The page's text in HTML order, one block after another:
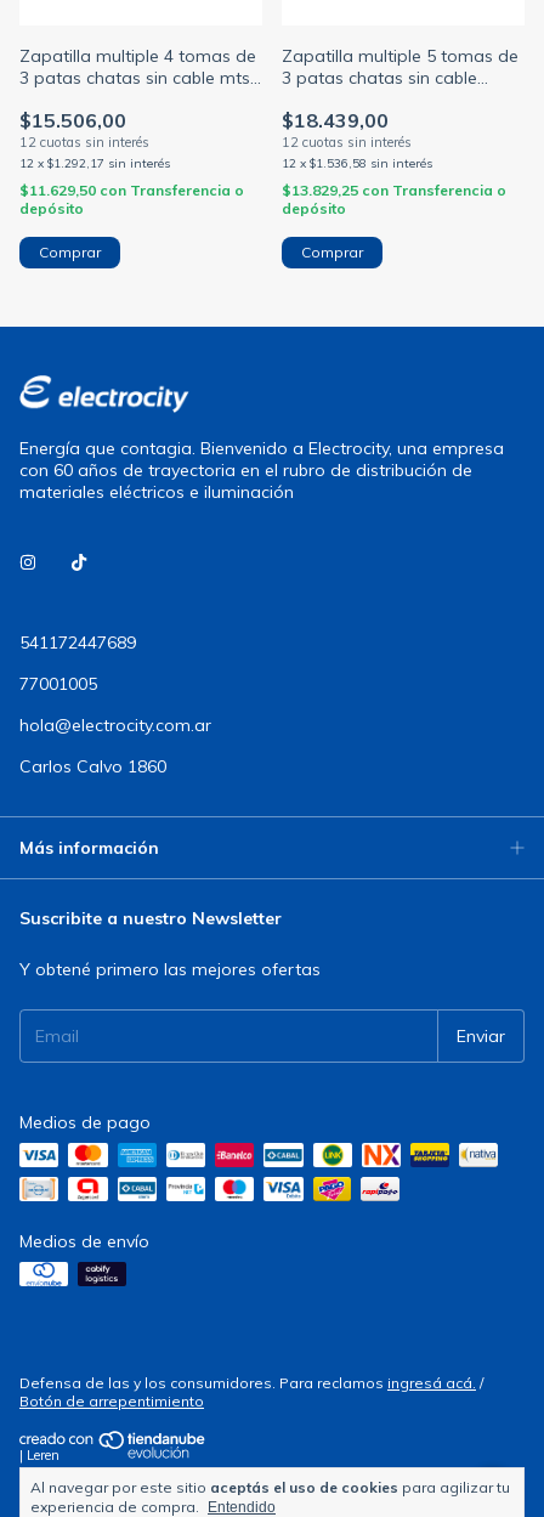
Al navegar por este sitio aceptás el uso de cookies para agilizar tu
experiencia de compra.
Entendido
Zapatilla multiple 4 tomas de
3 patas chatas sin cable mts
$15.506,00
12 x $1.292,17 sin interés
$11.629,50 con Transferencia o
depósito
Zapatilla multiple 5 tomas de
3 patas chatas sin cable
$18.439,00
12 x $1.536,58 sin interés
$13.829,25 con Transferencia o
depósito
Energía que contagia. Bienvenido a Electrocity, una empresa
con 60 años de trayectoria en el rubro de distribución de
materiales eléctricos e iluminación
541172447689
77001005
hola@electrocity.com.ar
Carlos Calvo 1860
Más información
Suscribite a nuestro Newsletter
Y obtené primero las mejores ofertas
Medios de pago
Medios de envío
Defensa de las y los consumidores. Para reclamos ingresá acá. /
Botón de arrepentimiento
| Leren
Copyright Electrocity - 2026. Todos los derechos reservados.